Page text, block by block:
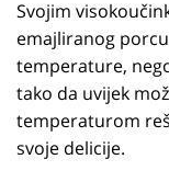
Svojim
emajliranog
temperature,
tako da uvijek
temperaturom
svoje delicije.